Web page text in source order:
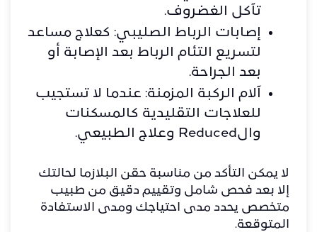
تآكل الغضروف.
إصابات الرباط الصليبي: كعلاج مساعد
لتسريع التئام الرباط بعد الإصابة أو
بعد الجراحة.
آلام الركبة المزمنة: عندما لا تستجيب
للعلاجات التقليدية كالمسكنات
والReduced وعلاج الطبيعي.
لا يمكن التأكد من مناسبة حقن البلازما لحالتك
إلا بعد فحص شامل وتقييم دقيق من طبيب
متخصص يحدد مدى احتياجك ومدى الاستفادة
المتوقعة.